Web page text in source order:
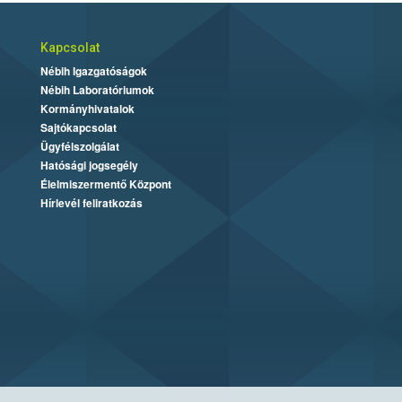
Kapcsolat
Nébih Igazgatóságok
Nébih Laboratóriumok
Kormányhivatalok
Sajtókapcsolat
Ügyfélszolgálat
Hatósági jogsegély
Élelmiszermentő Központ
Hírlevél feliratkozás